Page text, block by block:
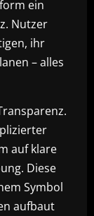
ein
Nutzer
ihr
– alles
auf klare
Diese
Symbol
aufbaut